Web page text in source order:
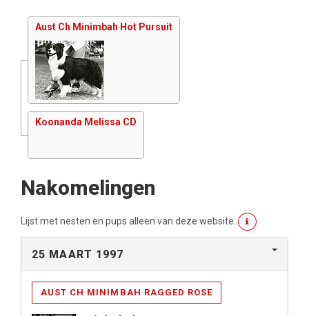
Aust Ch Minimbah Hot Pursuit
Koonanda Melissa CD
Nakomelingen
Lijst met nesten en pups alleen van deze website.
25 MAART 1997
AUST CH MINIMBAH RAGGED ROSE